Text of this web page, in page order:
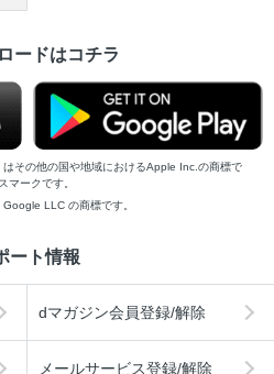
ードはコチラ
その他の国や地域におけるApple Inc.の商標で
ークです。
LLC の商標です。
ート情報
dマガジン会員登録/解除
メールサービス登録/解除